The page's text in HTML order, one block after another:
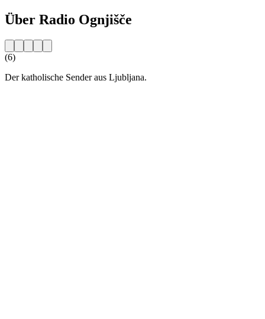
Über Radio Ognjišče
(6)
Der katholische Sender aus Ljubljana.